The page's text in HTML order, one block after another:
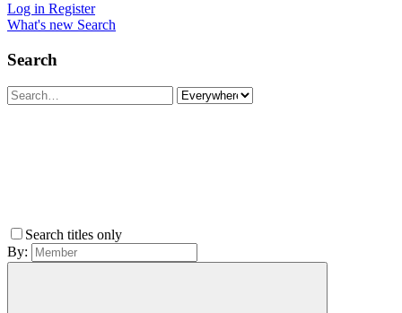
Log in Register
What's new Search
Search
Search titles only
By: